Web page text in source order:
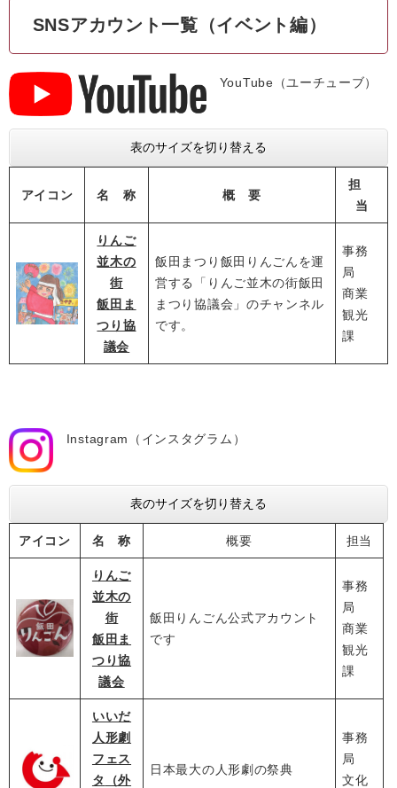
SNSアカウント一覧（イベント編）
YouTube（ユーチューブ）
表のサイズを切り替える
アイコン 名 称 概 要
担
当
りんご
並木の
街
飯田ま
つり協
議会
飯田まつり飯田りんごんを運
営する「りんご並木の街飯田
まつり協議会」のチャンネル
です。
事務
局
商業
観光
課
Instagram（インスタグラム）
表のサイズを切り替える
アイコン 名 称 概要 担当
りんご
並木の
街
飯田ま
つり協
議会
飯田りんごん公式アカウント
です
事務
局
商業
観光
課
いいだ
人形劇
フェス
タ
（外
日本最大の人形劇の祭典
事務
局
文化